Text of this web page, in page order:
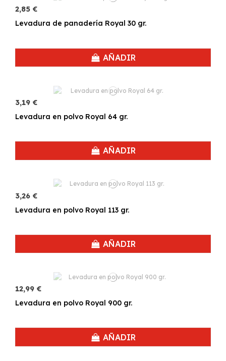
2,85 €
Levadura de panadería Royal 30 gr.
AÑADIR
3,19 €
Levadura en polvo Royal 64 gr.
AÑADIR
3,26 €
Levadura en polvo Royal 113 gr.
AÑADIR
12,99 €
Levadura en polvo Royal 900 gr.
AÑADIR